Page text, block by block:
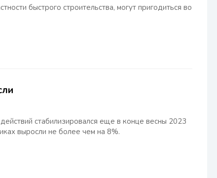
быстрого строительства, могут пригодиться во
стабилизировался еще в конце весны 2023
выросли не более чем на 8%.